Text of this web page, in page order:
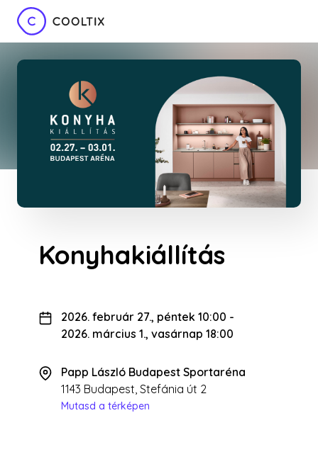
Konyhakiállítás
2026. február 27., péntek 10:00 -
2026. március 1., vasárnap 18:00
Papp László Budapest Sportaréna
1143 Budapest, Stefánia út 2
Mutasd a térképen